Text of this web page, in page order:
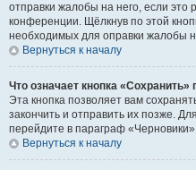
отправки жалобы на него, если
конференции. Щёлкнув по этой
необходимых для оправки жалобы
Вернуться к началу
Что означает кнопка
Эта кнопка позволяет вам
закончить и отправить их позже.
перейдите в параграф
Вернуться к началу